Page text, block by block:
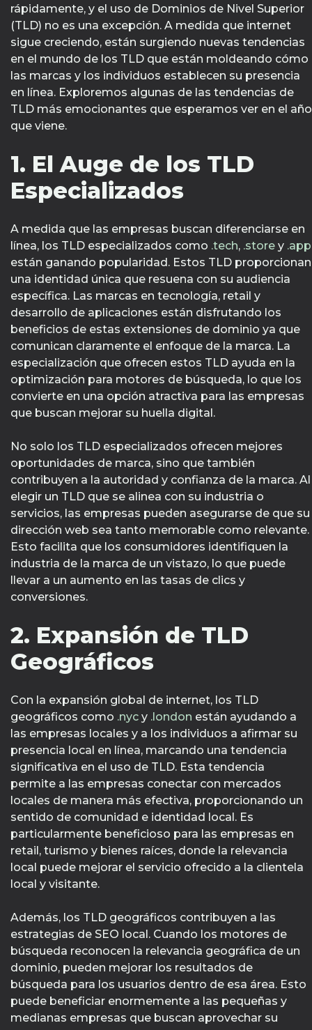
rápidamente, y el uso de Dominios de Nivel Superior
(TLD) no es una excepción. A medida que internet
sigue creciendo, están surgiendo nuevas tendencias
en el mundo de los TLD que están moldeando cómo
las marcas y los individuos establecen su presencia
en línea. Exploremos algunas de las tendencias de
TLD más emocionantes que esperamos ver en el año
que viene.
1. El Auge de los TLD
Especializados
A medida que las empresas buscan diferenciarse en
línea, los TLD especializados como .tech, .store y .app
están ganando popularidad. Estos TLD proporcionan
una identidad única que resuena con su audiencia
específica. Las marcas en tecnología, retail y
desarrollo de aplicaciones están disfrutando los
beneficios de estas extensiones de dominio ya que
comunican claramente el enfoque de la marca. La
especialización que ofrecen estos TLD ayuda en la
optimización para motores de búsqueda, lo que los
convierte en una opción atractiva para las empresas
que buscan mejorar su huella digital.
No solo los TLD especializados ofrecen mejores
oportunidades de marca, sino que también
contribuyen a la autoridad y confianza de la marca. Al
elegir un TLD que se alinea con su industria o
servicios, las empresas pueden asegurarse de que su
dirección web sea tanto memorable como relevante.
Esto facilita que los consumidores identifiquen la
industria de la marca de un vistazo, lo que puede
llevar a un aumento en las tasas de clics y
conversiones.
2. Expansión de TLD
Geográficos
Con la expansión global de internet, los TLD
geográficos como .nyc y .london están ayudando a
las empresas locales y a los individuos a afirmar su
presencia local en línea, marcando una tendencia
significativa en el uso de TLD. Esta tendencia
permite a las empresas conectar con mercados
locales de manera más efectiva, proporcionando un
sentido de comunidad e identidad local. Es
particularmente beneficioso para las empresas en
retail, turismo y bienes raíces, donde la relevancia
local puede mejorar el servicio ofrecido a la clientela
local y visitante.
Además, los TLD geográficos contribuyen a las
estrategias de SEO local. Cuando los motores de
búsqueda reconocen la relevancia geográfica de un
dominio, pueden mejorar los resultados de
búsqueda para los usuarios dentro de esa área. Esto
puede beneficiar enormemente a las pequeñas y
medianas empresas que buscan aprovechar su